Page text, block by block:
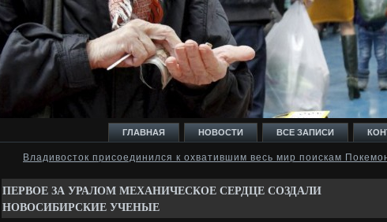
ГЛАВНАЯ НОВОСТИ ВСЕ ЗАПИСИ
Владивосток присоединился к охватившим весь мир поискам
ПЕРВОЕ ЗА УРАЛОМ МЕХАНИЧЕСКОЕ СЕРДЦЕ СОЗДАЛИ
НОВОСИБИРСКИЕ УЧЕНЫЕ